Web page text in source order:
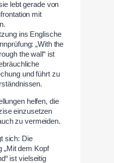
lebt gerade von
mit
ins Englische
„With the
the wall“ ist
und führt zu
helfen, die
einzusetzen
zu vermeiden.
sich: Die
„Mit dem Kopf
ist vielseitig